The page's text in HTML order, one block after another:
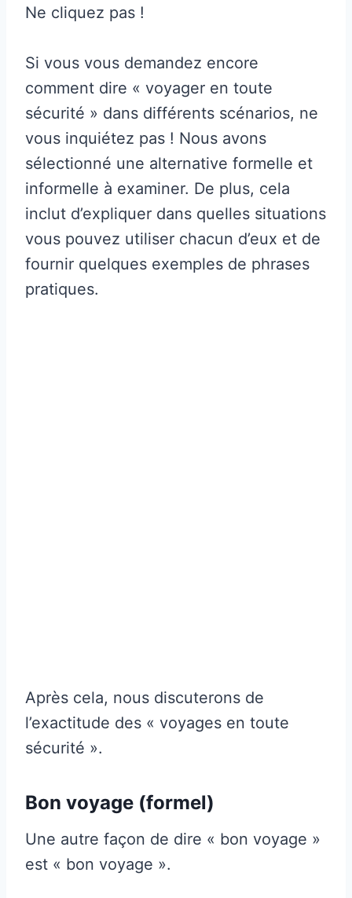
Ne cliquez pas !
Si vous vous demandez encore
comment dire « voyager en toute
sécurité » dans différents scénarios, ne
vous inquiétez pas ! Nous avons
sélectionné une alternative formelle et
informelle à examiner. De plus, cela
inclut d’expliquer dans quelles situations
vous pouvez utiliser chacun d’eux et de
fournir quelques exemples de phrases
pratiques.
Après cela, nous discuterons de
l’exactitude des « voyages en toute
sécurité ».
Bon voyage (formel)
Une autre façon de dire « bon voyage »
est « bon voyage ».